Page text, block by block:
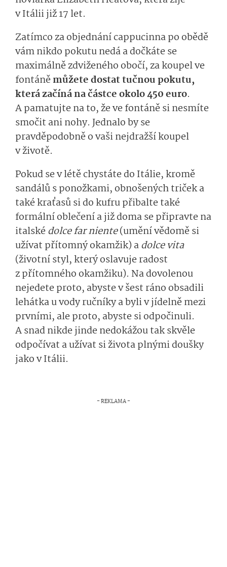
v Itálii již 17 let.
Zatímco za objednání cappucinna po obědě
vám nikdo pokutu nedá a dočkáte se
maximálně zdviženého obočí, za koupel ve
fontáněmůžete dostat tučnou pokutu,
která začíná na částce okolo 450 euro.
A pamatujte na to, že ve fontáně si nesmíte
smočit ani nohy. Jednalo by se
pravděpodobně o vaši nejdražší koupel
v životě.
Pokud se v létě chystáte do Itálie, kromě
sandálů s ponožkami, obnošených triček a
také kraťasů si do kufru přibalte také
formální oblečení a již doma se připravte na
italské dolce far niente(umění vědomě si
užívat přítomný okamžik) a dolce vita
(životní styl, který oslavuje radost
z přítomného okamžiku). Na dovolenou
nejedete proto, abyste v šest ráno obsadili
lehátka u vody ručníky a byli v jídelně mezi
prvními, ale proto, abyste si odpočinuli.
A snad nikde jinde nedokážou tak skvěle
odpočívat a užívat si života plnými doušky
jako v Itálii.